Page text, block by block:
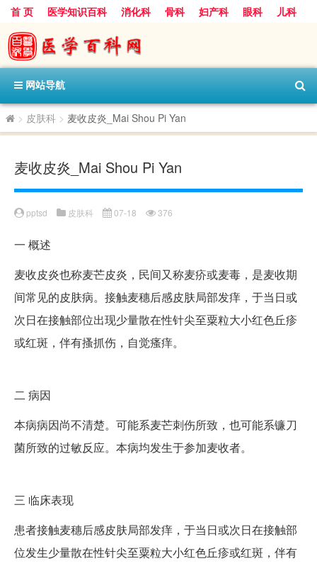
首 页 医学知识百科 消化科 骨科 妇产科 眼科
儿科
心血管病科
呼吸科 神经科
内分泌科
口腔科
网站导航
> 皮肤科 > 麦收皮炎_Mai Shou Pi Yan
麦收皮炎_Mai Shou Pi Yan
pptsd 皮肤科 07-18 376
一 概述
麦收皮炎也称麦芒皮炎，民间又称麦疥或麦毒，是麦收期
间常见的皮肤病。接触麦穗后感皮肤局部发痒，于当日或
次日在接触部位出现少量散在性针尖至粟粒大小红色丘疹
或红斑，伴有搔抓伤，自觉瘙痒。
二 病因
本病病因尚不清楚。可能系麦芒刺伤所致，也可能系镰刀
菌所致的过敏反应。本病均发生于参加麦收者。
三 临床表现
患者接触麦穗后感皮肤局部发痒，于当日或次日在接触部
位发生少量散在性针尖至粟粒大小红色丘疹或红斑，伴有